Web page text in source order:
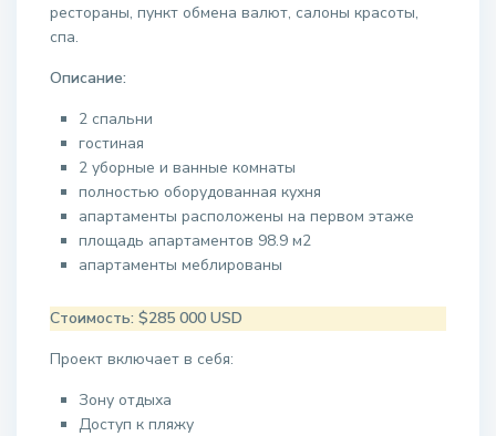
рестораны, пункт обмена валют, салоны красоты,
спа.
Описание:
2 спальни
гостиная
2 уборные и ванные комнаты
полностью оборудованная кухня
апартаменты расположены на первом этаже
площадь апартаментов 98.9 м2
апартаменты меблированы
Стоимость: $285 000 USD
Проект включает в себя:
Зону отдыха
Доступ к пляжу